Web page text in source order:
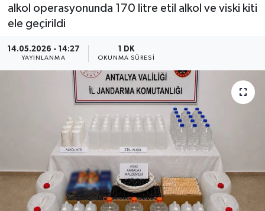
alkol operasyonunda 170 litre etil alkol ve viski kiti
ele geçirildi
14.05.2026 - 14:27
YAYINLANMA
1 DK
OKUNMA SÜRESI
KÜLTÜR - SANAT
SİYASET
DÜNYA
EĞİTİM
TURİZM
Tüm Manşetler
Haber Arşivi